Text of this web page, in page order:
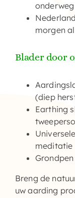
onderweg
morgen
Blader door
(diep
Earthing
meditatie
Breng de
uwaarding